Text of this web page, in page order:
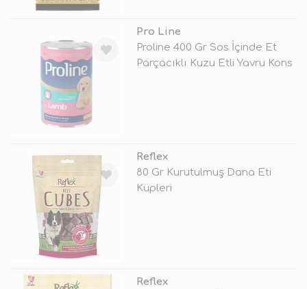
Pro Line
Proline 400 Gr Sos İçinde Et
Parçacıklı Kuzu Etli Yavru Kons
Reflex
80 Gr Kurutulmuş Dana Eti
Küpleri
Reflex